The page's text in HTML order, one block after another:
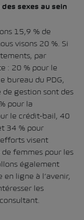
sexes au sein
15,9 % de
visons 20 %. Si
par
: 20 % pour le
bureau du PDG,
gestion sont des
pour la
le crédit-bail, 40
34 % pour
visent
femmes pour les
également
ligne à l’avenir,
les